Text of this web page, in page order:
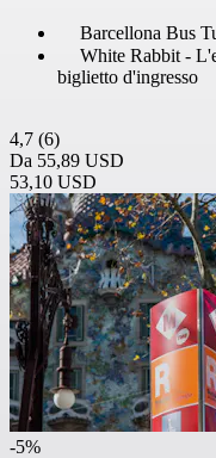
Barcellona Bus
White Rabbit -
biglietto d'ingresso
4,7 (6)
Da 55,89 USD
53,10 USD
-5%